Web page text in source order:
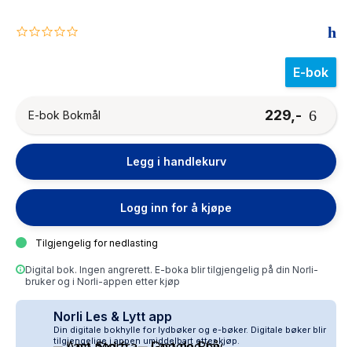
0.0
E-bok
E-bok Bokmål 229,-
Legg i handlekurv
Logg inn for å kjøpe
Tilgjengelig for nedlasting
Digital bok. Ingen angrerett. E-boka blir tilgjengelig på din Norli-
bruker og i Norli-appen etter kjøp
Norli Les & Lytt app
Din digitale bokhylle for lydbøker og e-bøker. Digitale bøker blir
tilgjengelige i appen umiddelbart etter kjøp.